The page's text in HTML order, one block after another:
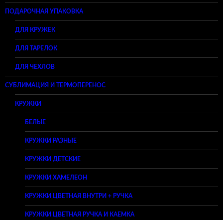
ПОДАРОЧНАЯ УПАКОВКА
ДЛЯ КРУЖЕК
ДЛЯ ТАРЕЛОК
ДЛЯ ЧЕХЛОВ
СУБЛИМАЦИЯ И ТЕРМОПЕРЕНОС
КРУЖКИ
БЕЛЫЕ
КРУЖКИ РАЗНЫЕ
КРУЖКИ ДЕТСКИЕ
КРУЖКИ ХАМЕЛЕОН
КРУЖКИ ЦВЕТНАЯ ВНУТРИ + РУЧКА
КРУЖКИ ЦВЕТНАЯ РУЧКА И КАЕМКА